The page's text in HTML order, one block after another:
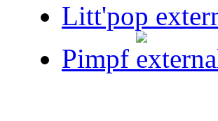
Litt'pop
Pimpf